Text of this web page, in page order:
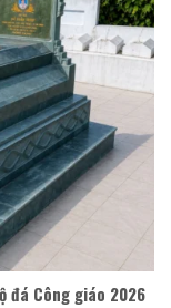
đá Công giáo 2026